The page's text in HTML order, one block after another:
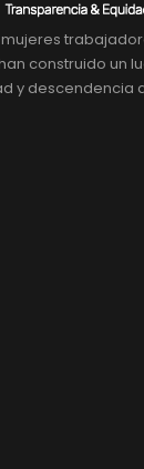
construido un
y descendencia